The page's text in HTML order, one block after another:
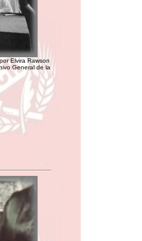
Elvira Rawson
General de la